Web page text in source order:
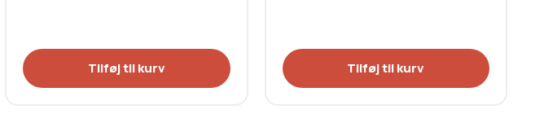
Tilføj til kurv Tilføj til kurv